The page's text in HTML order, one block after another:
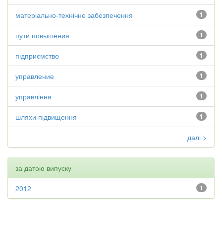
1
матеріально-технічне забезпечення
1
пути повышения
1
підприємство
1
управление
1
управління
1
шляхи підвищення
далі >
за датою випуску
1
2012